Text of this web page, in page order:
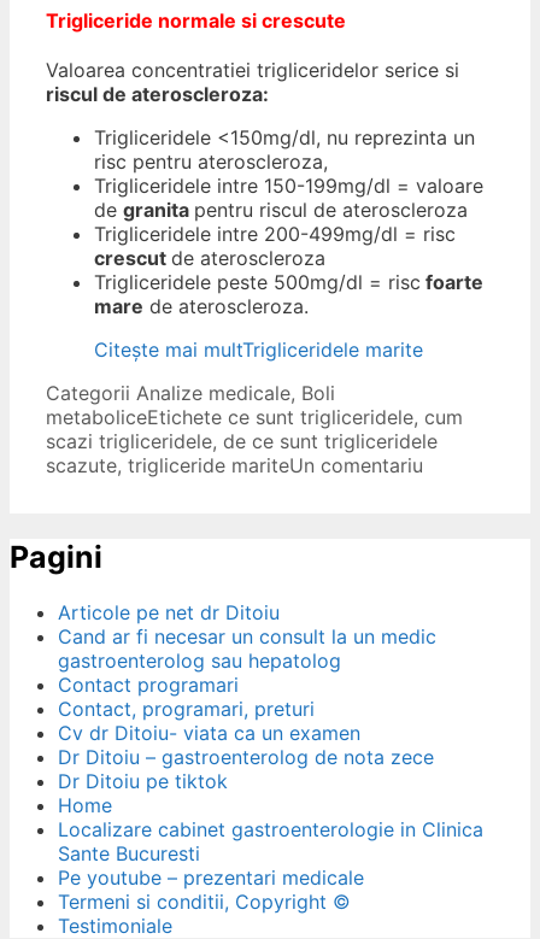
Trigliceride normale si crescute
Valoarea concentratiei trigliceridelor serice si
riscul de ateroscleroza:
Trigliceridele <150mg/dl, nu reprezinta un
risc pentru ateroscleroza,
Trigliceridele intre 150-199mg/dl = valoare
de granita pentru riscul de ateroscleroza
Trigliceridele intre 200-499mg/dl = risc
crescut de ateroscleroza
Trigliceridele peste 500mg/dl = risc foarte
mare de ateroscleroza.
Citește mai multTrigliceridele marite
Categorii Analize medicale, Boli
metaboliceEtichete ce sunt trigliceridele, cum
scazi trigliceridele, de ce sunt trigliceridele
scazute, trigliceride mariteUn comentariu
Pagini
Articole pe net dr Ditoiu
Cand ar fi necesar un consult la un medic
gastroenterolog sau hepatolog
Contact programari
Contact, programari, preturi
Cv dr Ditoiu- viata ca un examen
Dr Ditoiu – gastroenterolog de nota zece
Dr Ditoiu pe tiktok
Home
Localizare cabinet gastroenterologie in Clinica
Sante Bucuresti
Pe youtube – prezentari medicale
Termeni si conditii, Copyright ©
Testimoniale